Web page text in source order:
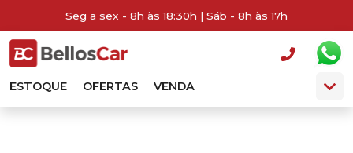
Seg a sex - 8h às 18:30h | Sáb - 8h às 17h
ESTOQUE OFERTAS VENDA